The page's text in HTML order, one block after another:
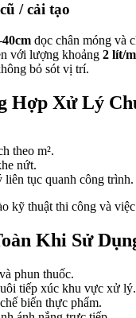
/ cải tạo
dọc chân móng và
với lượng khoảng 2 lít/
bỏ sót vị trí.
Hợp Xử Lý
theo m².
nứt.
tục quanh công trình.
kỹ thuật thi công và
Khi Sử
phun thuốc.
tiếp xúc khu vực xử lý.
biến thực phẩm.